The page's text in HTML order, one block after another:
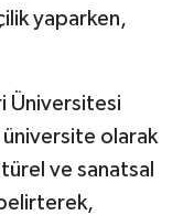
yaparken,
Üniversitesi
olarak
ve sanatsal